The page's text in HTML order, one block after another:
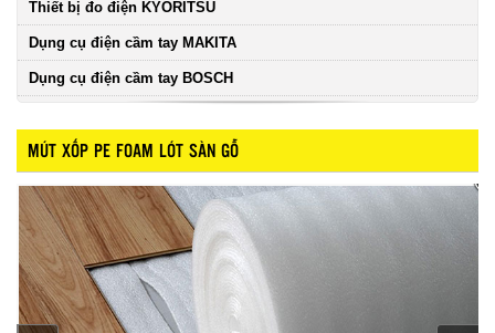
Thiết bị đo điện KYORITSU
Dụng cụ điện cầm tay MAKITA
Dụng cụ điện cầm tay BOSCH
MÚT XỐP PE FOAM LÓT SÀN GỖ